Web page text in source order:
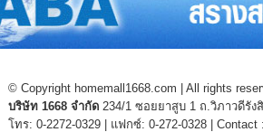
© Copyright homemall1668.com | All rights
บริษัท 1668 จำกัด 234/1 ซอยยาสูบ 1 ถ.วิภาวดีรั
โทร: 0-2272-0329 | แฟกซ์: 0-272-0328 |